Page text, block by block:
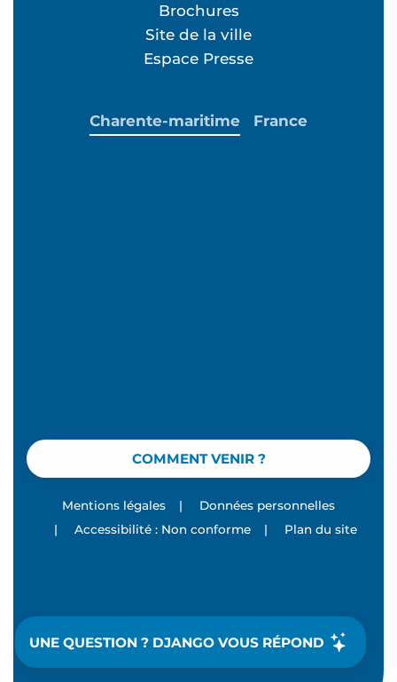
UNE QUESTION ? DJANGO VOUS RÉPOND
Brochures
Site de la ville
Espace Presse
COMMENT VENIR ?
Charente-maritime France
Mentions légales |
Données personnelles
|
Accessibilité : Non conforme | Plan du site